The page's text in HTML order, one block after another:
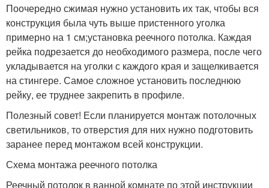
Поочередно сжимая нужно установить их так, чтобы вся
конструкция была чуть выше пристенного уголка
примерно на 1 см;установка реечного потолка. Каждая
рейка подрезается до необходимого размера, после чего
укладывается на уголки с каждого края и защелкивается
на стингере. Самое сложное установить последнюю
рейку, ее труднее закрепить в профиле.
Полезный совет! Если планируется монтаж потолочных
светильников, то отверстия для них нужно подготовить
заранее перед монтажом всей конструкции.
Схема монтажа реечного потолка
Реечный потолок в ванной комнате по этой инструкции